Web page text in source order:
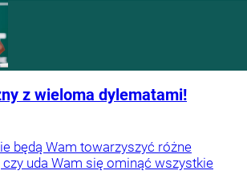
z wieloma dylematami!
będą Wam towarzyszyć różne
czy uda Wam się ominąć wszystkie